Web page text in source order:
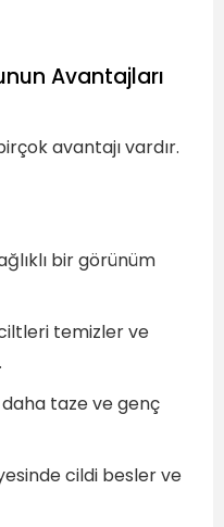
Avantajları
avantajı vardır.
bir görünüm
temizler ve
daha taze ve genç
cildi besler ve